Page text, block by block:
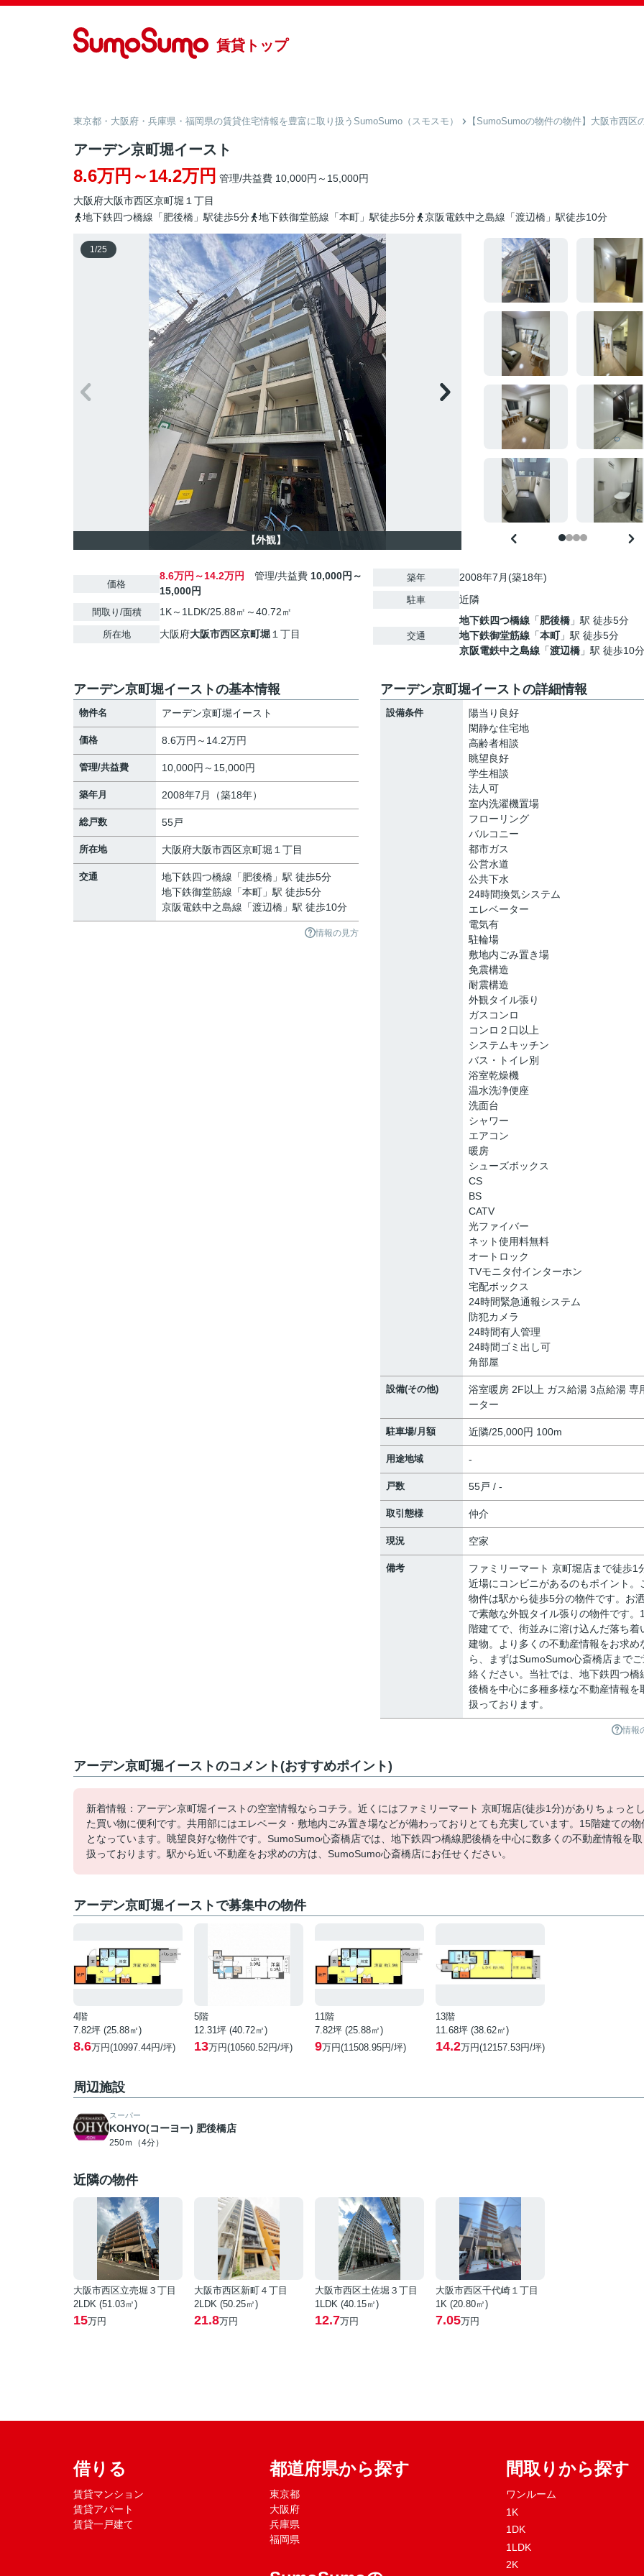
賃貸トップ
東京都・大阪府・兵庫県・福岡県の賃貸住宅情報を豊富に取り扱うSumoSumo（スモスモ） 【SumoSumoの物件の物件】大阪市西区
アーデン京町堀イースト
8.6万円～14.2万円 管理/共益費 10,000円～15,000円
大阪府大阪市西区京町堀 １丁目
地下鉄四つ橋線「肥後橋」駅徒歩5分
地下鉄御堂筋線「本町」駅徒歩5分 京阪電鉄中之島線「渡辺橋」駅徒歩10分
1/25
【外観】
価格
8.6万円～14.2万円 管理/共益費 10,000円～
15,000円
間取り/面積 1K～1LDK/25.88㎡～40.72㎡
所在地 大阪府大阪市西区京町堀 １丁目
築年 2008年7月(築18年)
駐車 近隣
交通
地下鉄四つ橋線 「肥後橋 」駅 徒歩5分
地下鉄御堂筋線 「本町」駅 徒歩5分
京阪電鉄中之島線 「渡辺橋 」駅 徒歩10分
アーデン京町堀イーストの基本情報
物件名 アーデン京町堀イースト
価格 8.6万円～14.2万円
管理/共益費 10,000円～15,000円
築年月 2008年7月（築18年）
総戸数 55戸
所在地 大阪府大阪市西区京町堀 １丁目
交通 地下鉄四つ橋線 「 肥後橋 」駅 徒歩5分
地下鉄御堂筋線 「本町 」駅 徒歩5分
京阪電鉄中之島線 「渡辺橋 」駅 徒歩10分
情報の見方
アーデン京町堀イーストの詳細情報
設備条件
陽当り良好
閑静な住宅地
高齢者相談
眺望良好
学生相談
法人可
室内洗濯機置場
フローリング
バルコニー
都市ガス
公営水道
公共下水
24時間換気システム
エレベーター
電気有
駐輪場
敷地内ごみ置き場
免震構造
耐震構造
外観タイル張り
ガスコンロ
コンロ２口以上
システムキッチン
バス・トイレ別
浴室乾燥機
温水洗浄便座
洗面台
シャワー
エアコン
暖房
シューズボックス
CS
BS
CATV
光ファイバー
ネット使用料無料
オートロック
TVモニタ付インターホン
宅配ボックス
24時間緊急通報システム
防犯カメラ
24時間有人管理
24時間ゴミ出し可
角部屋
設備(その他)
浴室暖房 2F以上 ガス給湯 3点給湯 専
ーター
駐車場/月額 近隣/25,000円 100m
用途地域 -
戸数 55戸 / -
取引態様 仲介
現況 空家
備考
ファミリーマート 京町堀店まで徒歩1
近場にコンビニがあるのもポイント。
物件は駅から徒歩5分の物件です。お
で素敵な外観タイル張りの物件です。
階建てで、街並みに溶け込んだ落ち着
建物。より多くの不動産情報をお求め
ら、まずはSumoSumo心斎橋店までご
絡ください。当社では、地下鉄四つ橋
後橋を中心に多種多様な不動産情報を
扱っております。
情報
アーデン京町堀イーストのコメント(おすすめポイント)
新着情報：アーデン京町堀イーストの空室情報ならコチラ。近くにはファミリーマート 京町堀店(徒歩1分)がありちょっとし
た買い物に便利です。共用部にはエレベータ・敷地内ごみ置き場などが備わっておりとても充実しています。15階建ての物
となっています。眺望良好な物件です。SumoSumo心斎橋店では、地下鉄四つ橋線肥後橋を中心に数多くの不動産情報を取
扱っております。駅から近い不動産をお求めの方は、SumoSumo心斎橋店にお任せください。
アーデン京町堀イーストで募集中の物件
4階
7.82坪 (25.88㎡)
8.6万円(10997.44円/坪)
5階
12.31坪 (40.72㎡)
13万円(10560.52円/坪)
11階
7.82坪 (25.88㎡)
9万円(11508.95円/坪)
13階
11.68坪 (38.62㎡)
14.2万円(12157.53円/坪)
周辺施設
スーパー
KOHYO(コーヨー) 肥後橋店
250ｍ（4分）
近隣の物件
大阪市西区立売堀３丁目
2LDK (51.03㎡)
15万円
大阪市西区新町４丁目
2LDK (50.25㎡)
21.8万円
大阪市西区土佐堀３丁目
1LDK (40.15㎡)
12.7万円
大阪市西区千代崎１丁目
1K (20.80㎡)
7.05万円
借りる
賃貸マンション
賃貸アパート
賃貸一戸建て
都道府県から探す
東京都
大阪府
兵庫県
福岡県
間取りから探す
ワンルーム
1K
1DK
1LDK
2K